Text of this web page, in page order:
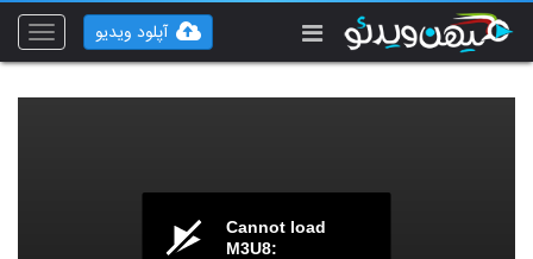
Toggle
آپلود ویدیو
Cannot load
M3U8: